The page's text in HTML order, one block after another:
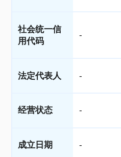
社会统一信
用代码
-
法定代表人 -
经营状态 -
成立日期 -